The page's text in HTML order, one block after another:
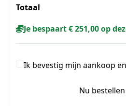
Totaal
Je bespaart € 251,00 op
Ik bevestig mijn aankoop
Nu bestellen